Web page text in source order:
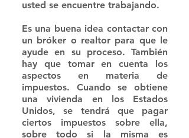
usted se encuentre trabajando.
Es una buena idea contactar con
un bróker o realtor para que le
ayude en su proceso. También
hay que tomar en cuenta los
aspectos en materia de
impuestos. Cuando se obtiene
una vivienda en los Estados
Unidos, se tendrá que pagar
ciertos impuestos sobre ella,
sobre todo si la misma es